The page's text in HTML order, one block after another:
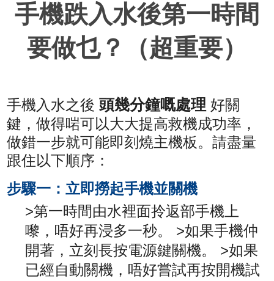
手機跌入水後第一時間
要做乜？（超重要）
手機入水之後頭幾分鐘嘅處理 好關
鍵，做得啱可以大大提高救機成功率，
做錯一步就可能即刻燒主機板。請盡量
跟住以下順序：
步驟一：立即撈起手機並關機
>第一時間由水裡面拎返部手機上
嚟，唔好再浸多一秒。 >如果手機仲
開著，立刻長按電源鍵關機。 >如果
已經自動關機，唔好嘗試再按開機試